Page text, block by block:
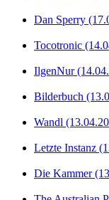
Dan Sperry
Tocotronic
IlgenNur
Bilderbuch
Wandl
Letzte Instanz
Die Kammer